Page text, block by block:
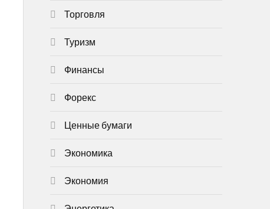
Торговля
Туризм
Финансы
Форекс
Ценные бумаги
Экономика
Экономия